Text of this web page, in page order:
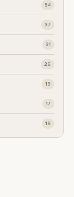
54
37
31
26
19
17
16